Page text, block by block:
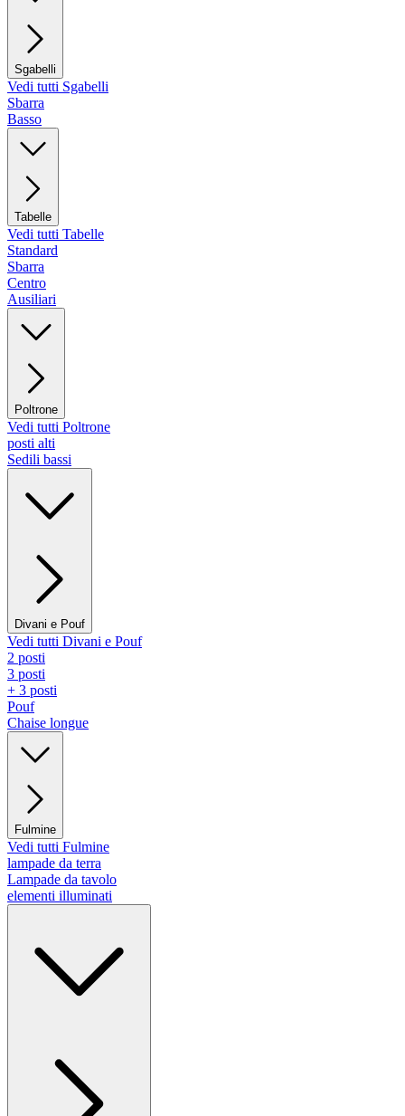
Sgabelli
Vedi tutti Sgabelli
Sbarra
Basso
Tabelle
Vedi tutti Tabelle
Standard
Sbarra
Centro
Ausiliari
Poltrone
Vedi tutti Poltrone
posti alti
Sedili bassi
Divani e Pouf
Vedi tutti Divani e Pouf
2 posti
3 posti
+ 3 posti
Pouf
Chaise longue
Fulmine
Vedi tutti Fulmine
lampade da terra
Lampade da tavolo
elementi illuminati